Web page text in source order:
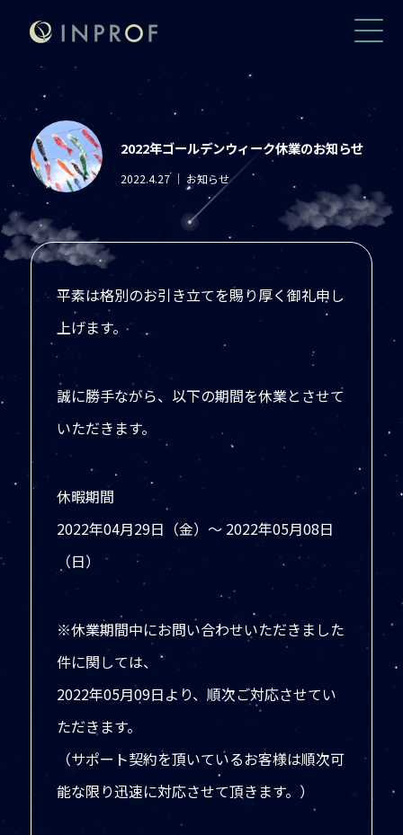
2022年ゴールデンウィーク休業のお知らせ
2022.4.27｜ お知らせ
平素は格別のお引き立てを賜り厚く御礼申し
上げます。
誠に勝手ながら、以下の期間を休業とさせて
いただきます。
休暇期間
2022年04月29日（金）～ 2022年05月08日
（日）
※休業期間中にお問い合わせいただきました
件に関しては、
2022年05月09日より、順次ご対応させてい
ただきます。
（サポート契約を頂いているお客様は順次可
能な限り迅速に対応させて頂きます。）